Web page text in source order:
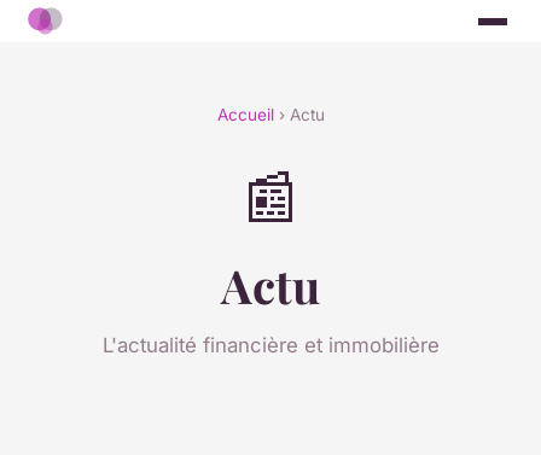
Accueil› Actu
📰
Actu
L'actualité financière et immobilière